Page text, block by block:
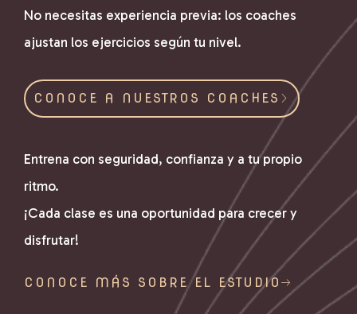
No necesitas experiencia previa: los coaches
ajustan los ejercicios según tu nivel.
CONOCE A NUESTROS COACHES
Entrena con seguridad, confianza y a tu propio
ritmo.
¡Cada clase es una oportunidad para crecer y
disfrutar!
CONOCE MÁS SOBRE EL ESTUDIO